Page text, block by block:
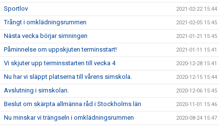
Sportlov 2021-02-22 15:44
Trångt i omklädningsrummen 2021-02-05 15:45
Nästa vecka börjar simningen 2021-01-21 15:45
Påminnelse om uppskjuten terminsstart! 2021-01-11 15:41
Vi skjuter upp terminsstarten till vecka 4 2020-12-28 15:41
Nu har vi släppt platserna till vårens simskola. 2020-12-15 15:44
Avslutning i simskolan. 2020-12-06 15:45
Beslut om skärpta allmänna råd i Stockholms län 2020-11-01 15:46
Nu minskar vi trängseln i omklädningsrummen 2020-08-24 15:47